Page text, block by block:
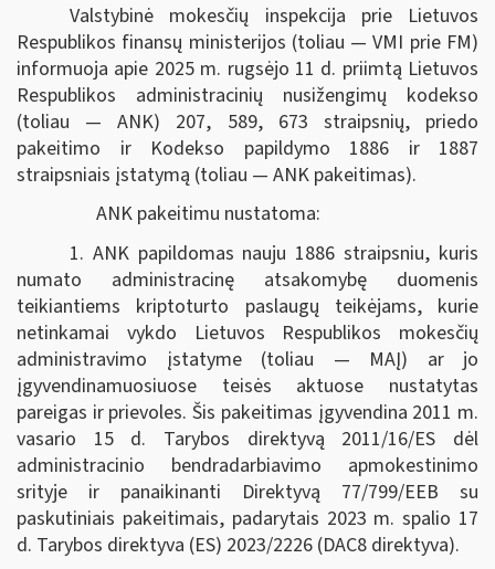
Valstybinė mokesčių inspekcija prie Lietuvos
Respublikos finansų ministerijos (toliau — VMI prie FM)
informuoja apie 2025 m. rugsėjo 11 d. priimtą Lietuvos
Respublikos administracinių nusižengimų kodekso
(toliau — ANK) 207, 589, 673 straipsnių, priedo
pakeitimo ir Kodekso papildymo 1886 ir 1887
straipsniais įstatymą (toliau — ANK pakeitimas).
ANK pakeitimu nustatoma:
1. ANK papildomas nauju 1886 straipsniu, kuris
numato administracinę atsakomybę duomenis
teikiantiems kriptoturto paslaugų teikėjams, kurie
netinkamai vykdo Lietuvos Respublikos mokesčių
administravimo įstatyme (toliau — MAĮ) ar jo
įgyvendinamuosiuose teisės aktuose nustatytas
pareigas ir prievoles. Šis pakeitimas įgyvendina 2011 m.
vasario 15 d. Tarybos direktyvą 2011/16/ES dėl
administracinio bendradarbiavimo apmokestinimo
srityje ir panaikinanti Direktyvą 77/799/EEB su
paskutiniais pakeitimais, padarytais 2023 m. spalio 17
d. Tarybos direktyva (ES) 2023/2226 (DAC8 direktyva).